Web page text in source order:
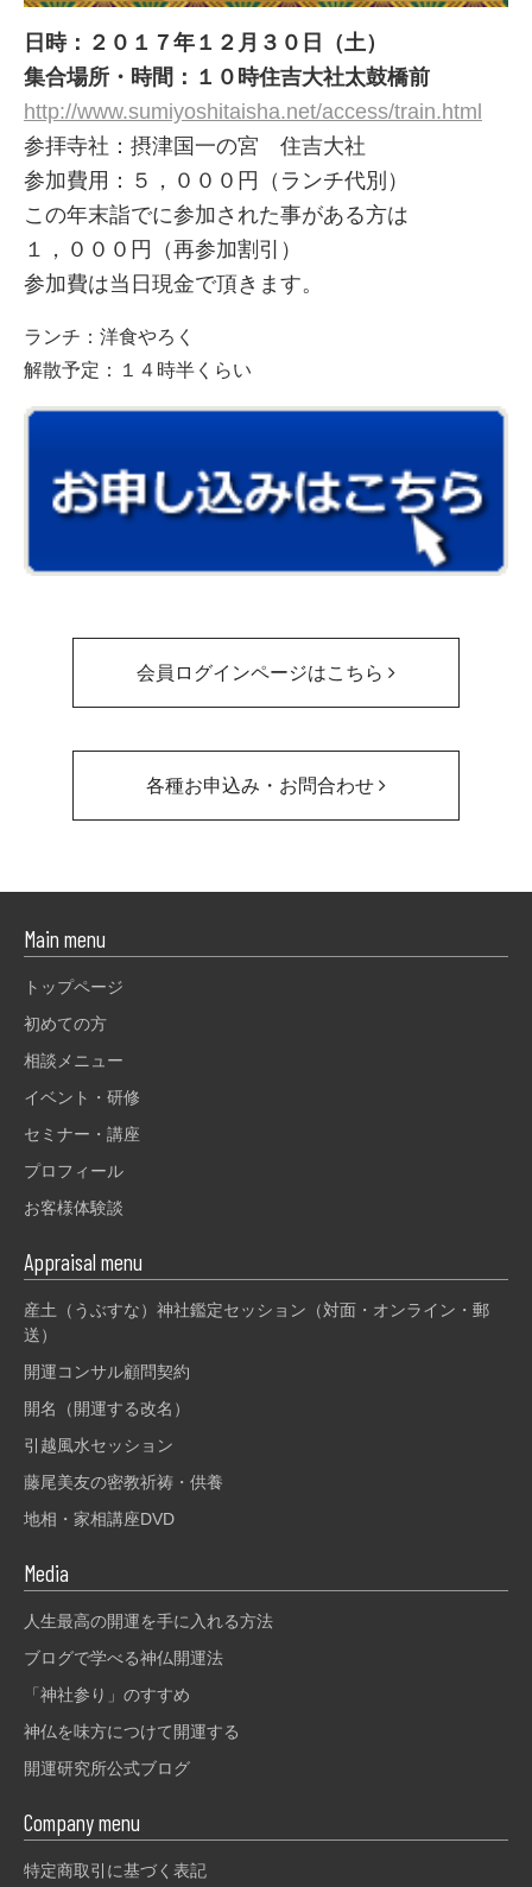
日時：２０１７年１２月３０日（土）
集合場所・時間：１０時住吉大社太鼓橋前
http://www.sumiyoshitaisha.net/access/train.html
参拝寺社：摂津国一の宮 住吉大社
参加費用：５，０００円（ランチ代別）
この年末詣でに参加された事がある方は
１，０００円（再参加割引）
参加費は当日現金で頂きます。
ランチ：洋食やろく
解散予定：１４時半くらい
会員ログインページはこちら
各種お申込み・お問合わせ
Main menu
トップページ
初めての方
相談メニュー
イベント・研修
セミナー・講座
プロフィール
お客様体験談
Appraisal menu
産土（うぶすな）神社鑑定セッション（対面・オンライン・郵
送）
開運コンサル顧問契約
開名（開運する改名）
引越風水セッション
藤尾美友の密教祈祷・供養
地相・家相講座DVD
Media
人生最高の開運を手に入れる方法
ブログで学べる神仏開運法
「神社参り」のすすめ
神仏を味方につけて開運する
開運研究所公式ブログ
Company menu
特定商取引に基づく表記